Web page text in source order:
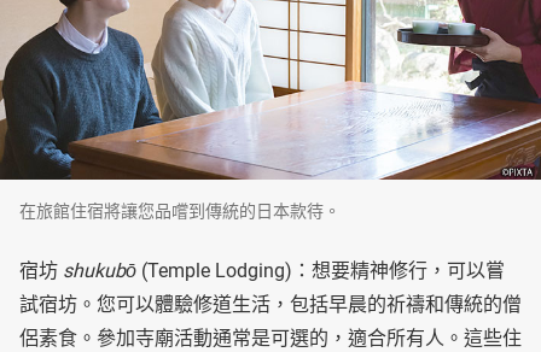
在旅館住宿將讓您品嚐到傳統的日本款待。
宿坊 shukubō (Temple Lodging)：想要精神修行，可以嘗
試宿坊。您可以體驗修道生活，包括早晨的祈禱和傳統的僧
侶素食。參加寺廟活動通常是可選的，適合所有人。這些住